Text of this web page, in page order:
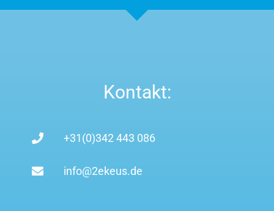
Kontakt:
+31(0)342 443 086
info@2ekeus.de